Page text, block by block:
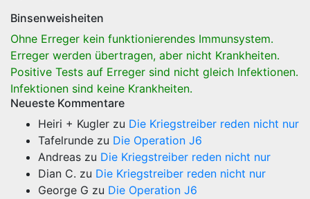
Binsenweisheiten
Ohne Erreger kein funktionierendes Immunsystem.
Erreger werden übertragen, aber nicht Krankheiten.
Positive Tests auf Erreger sind nicht gleich Infektionen.
Infektionen sind keine Krankheiten.
Neueste Kommentare
Heiri + Kugler zu Die Kriegstreiber reden nicht nur
Tafelrunde zu Die Operation J6
Andreas zu Die Kriegstreiber reden nicht nur
Dian C. zu Die Kriegstreiber reden nicht nur
George G zu Die Operation J6